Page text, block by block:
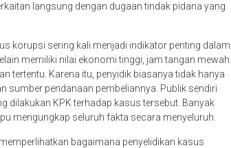
langsung dengan dugaan tindak pidana yang
korupsi sering kali menjadi indikator penting dalam
memiliki nilai ekonomi tinggi, jam tangan mewah
tertentu. Karena itu, penyidik biasanya tidak hanya
sumber pendanaan pembeliannya. Publik sendiri
dilakukan KPK terhadap kasus tersebut. Banyak
mengungkap seluruh fakta secara menyeluruh.
bagaimana penyelidikan kasus